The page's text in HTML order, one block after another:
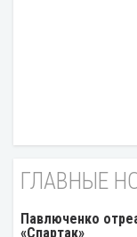
ГЛАВНЫЕ
Павлюченко
«Спартак»